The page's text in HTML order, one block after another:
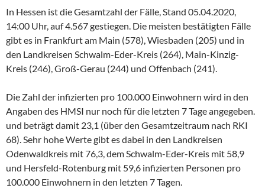
In Hessen ist die Gesamtzahl der Fälle, Stand 05.04.2020,
14:00 Uhr, auf 4.567 gestiegen. Die meisten bestätigten Fälle
gibt es in Frankfurt am Main (578), Wiesbaden (205) und in
den Landkreisen Schwalm-Eder-Kreis (264), Main-Kinzig-
Kreis (246), Groß-Gerau (244) und Offenbach (241).
Die Zahl der infizierten pro 100.000 Einwohnern wird in den
Angaben des HMSI nur noch für die letzten 7 Tage angegeben.
und beträgt damit 23,1 (über den Gesamtzeitraum nach RKI
68). Sehr hohe Werte gibt es dabei in den Landkreisen
Odenwaldkreis mit 76,3, dem Schwalm-Eder-Kreis mit 58,9
und Hersfeld-Rotenburg mit 59,6 infizierten Personen pro
100.000 Einwohnern in den letzten 7 Tagen.